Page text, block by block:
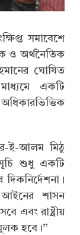
সমাবেশে
ও অর্থনৈতিক
ঘোষিত
একটি
ই-আলম মিঠু
শুধু একটি
শাসন
এবং রাষ্ট্রীয়
হবে।”